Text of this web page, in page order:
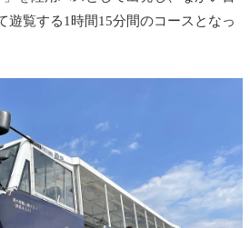
遊覧する1時間15分間のコースとなっ